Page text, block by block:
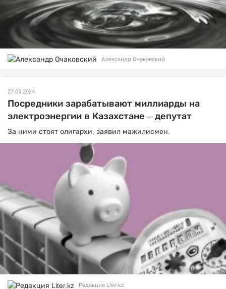
Александр Очаковский
27.03.2024
Посредники зарабатывают миллиарды на
электроэнергии в Казахстане – депутат
За ними стоят олигархи, заявил мажилисмен.
Редакция Liter.kz